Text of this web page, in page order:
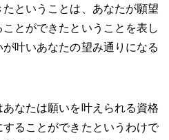
ということは、あなたが願望
とができたということを表し
叶いあなたの望み通りになる
なたは願いを叶えられる資格
することができたというわけで